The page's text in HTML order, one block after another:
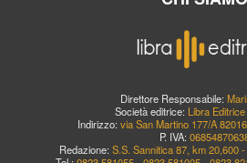
Direttore Responsabile:
Società editrice: Libra
Indirizzo: via San Martino 177/A
P. IVA:
Redazione: S.S. Sannitica 87, km 20,600